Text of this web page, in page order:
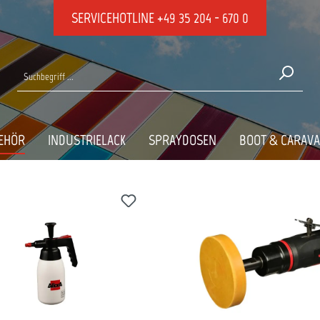
SERVICEHOTLINE+49 35 204 - 670 0
INDUSTRIELACK SPRAYDOSEN BOOT &
Geräte
ALLORA